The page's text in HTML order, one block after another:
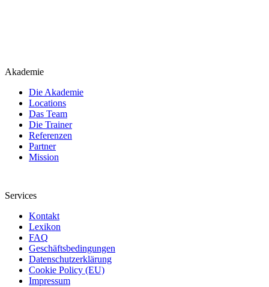
Akademie
Die Akademie
Locations
Das Team
Die Trainer
Referenzen
Partner
Mission
Services
Kontakt
Lexikon
FAQ
Geschäftsbedingungen
Datenschutzerklärung
Cookie Policy (EU)
Impressum